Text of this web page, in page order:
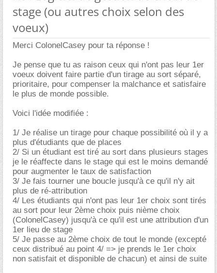
stage (ou autres choix selon des
voeux)
Merci ColonelCasey pour ta réponse !
Je pense que tu as raison ceux qui n'ont pas leur 1er
voeux doivent faire partie d'un tirage au sort séparé,
prioritaire, pour compenser la malchance et satisfaire
le plus de monde possible.
Voici l'idée modifiée :
1/ Je réalise un tirage pour chaque possibilité où il y a
plus d'étudiants que de places
2/ Si un étudiant est tiré au sort dans plusieurs stages
je le réaffecte dans le stage qui est le moins demandé
pour augmenter le taux de satisfaction
3/ Je fais tourner une boucle jusqu'à ce qu'il n'y ait
plus de ré-attribution
4/ Les étudiants qui n'ont pas leur 1er choix sont tirés
au sort pour leur 2ème choix puis nième choix
(ColonelCasey) jusqu'à ce qu'il est une attribution d'un
1er lieu de stage
5/ Je passe au 2ème choix de tout le monde (excepté
ceux distribué au point 4/ => je prends le 1er choix
non satisfait et disponible de chacun) et ainsi de suite